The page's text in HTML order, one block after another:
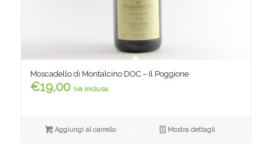
Moscadello di Montalcino DOC – Il Poggione
€19,00 iva inclusa
Aggiungi al carrello Mostra dettagli